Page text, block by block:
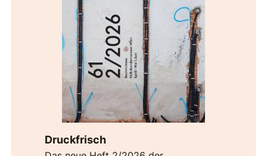
Druckfrisch